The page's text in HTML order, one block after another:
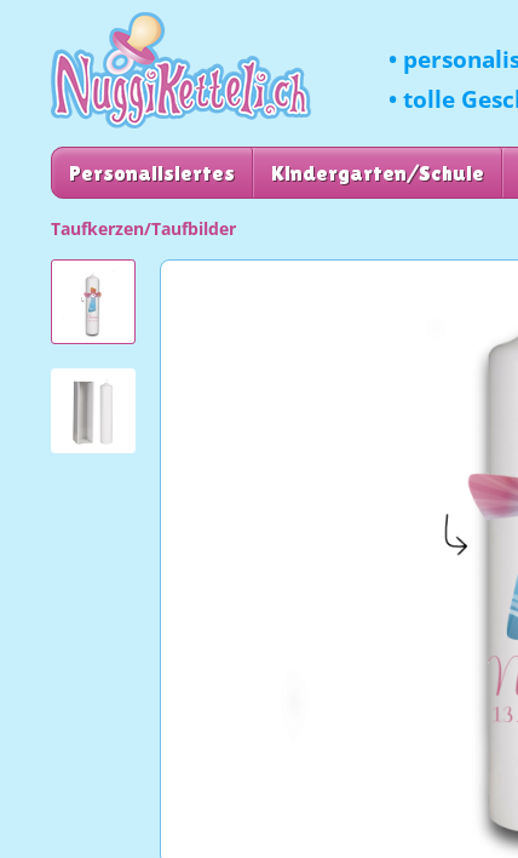
•
• tolle
Personalisiertes Kindergarten/Schule
Taufkerzen/Taufbilder